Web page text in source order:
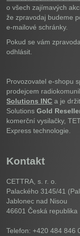
o všech zajímavých
že zpravodaj budeme
e-mailové schránky.
Pokud se vám
odhlásit.
Provozovatel e-shopu
prodejcem
Solutions INC a je
SolutionsGold
komerční vysilačky,
Express technologie.
Kontakt
CETTRA, s. r. o.
Palackého 3145/41
Jablonec nad Nisou
46601Česká republika
Telefon: +420 484 846